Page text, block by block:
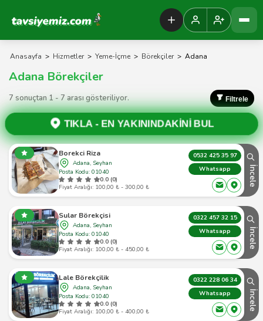
Tavsiyemiz Anasayfa
Anasayfa > Hizmetler > Yeme-İçme > Börekçiler > Adana
Adana Börekçiler
7 sonuçtan 1 - 7 arası gösteriliyor. Filtrele
TIKLA - EN YAKININDAKİNİ BUL
Borekci Riza
Adana, Seyhan
Posta Kodu: 01040
0.0 (0)
Fiyat Aralığı: 100,00 ₺ - 300,00 ₺
0532 425 35 97
Whatsapp
İncele
Sular Börekçisi
Adana, Seyhan
Posta Kodu: 01040
0.0 (0)
Fiyat Aralığı: 100,00 ₺ - 450,00 ₺
0322 457 32 15
Whatsapp
İncele
Lale Börekçilik
Adana, Seyhan
Posta Kodu: 01040
0.0 (0)
Fiyat Aralığı: 100,00 ₺ - 400,00 ₺
0322 228 06 34
Whatsapp
İncele